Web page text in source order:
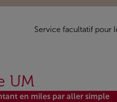
Service facultatif pour
UM
en miles par aller simple